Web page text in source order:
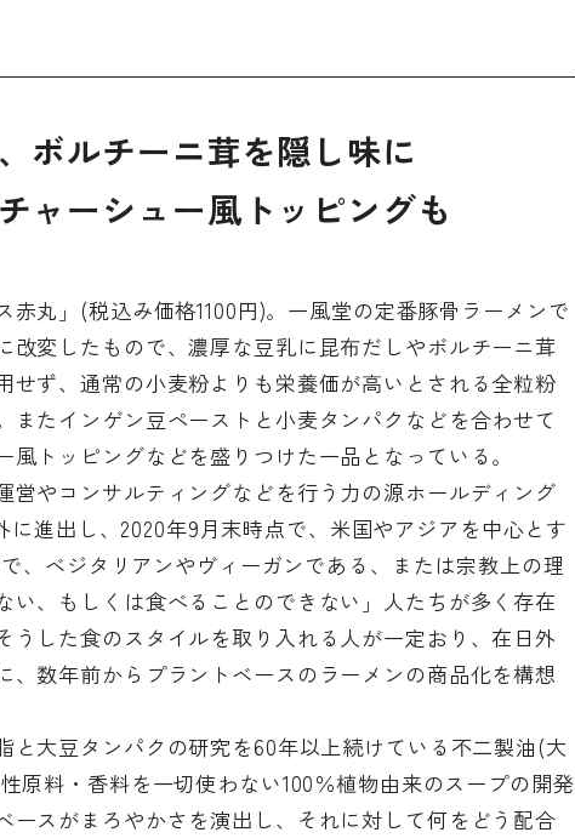
ボルチーニ茸を隠し味に
ャーシュー風トッピングも
丸」(税込み価格1100円)。一風堂の定番豚骨ラーメンで
改変したもので、濃厚な豆乳に昆布だしやボルチーニ茸
せず、通常の小麦粉よりも栄養価が高いとされる全粒粉
またインゲン豆ペーストと小麦タンパクなどを合わせて
トッピングなどを盛りつけた一品となっている。
営やコンサルティングなどを行う力の源ホールディング
進出し、2020年9月末時点で、米国やアジアを中心とす
、ベジタリアンやヴィーガンである、または宗教上の理
い、もしくは食べることのできない」人たちが多く存在
うした食のスタイルを取り入れる人が一定おり、在日外
、数年前からプラントベースのラーメンの商品化を構想
と大豆タンパクの研究を60年以上続けている不二製油(大
原料・香料を一切使わない100％植物由来のスープの開発
ースがまろやかさを演出し、それに対して何をどう配合